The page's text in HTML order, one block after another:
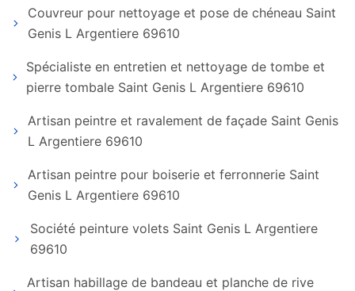
Couvreur pour nettoyage et pose de chéneau Saint
Genis L Argentiere 69610
Spécialiste en entretien et nettoyage de tombe et
pierre tombale Saint Genis L Argentiere 69610
Artisan peintre et ravalement de façade Saint Genis
L Argentiere 69610
Artisan peintre pour boiserie et ferronnerie Saint
Genis L Argentiere 69610
Société peinture volets Saint Genis L Argentiere
69610
Artisan habillage de bandeau et planche de rive